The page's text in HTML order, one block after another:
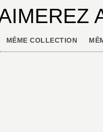
MÊME COLLECTION